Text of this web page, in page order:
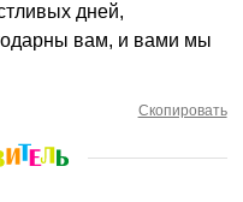
дней,
вам, и вами мы
Скопировать